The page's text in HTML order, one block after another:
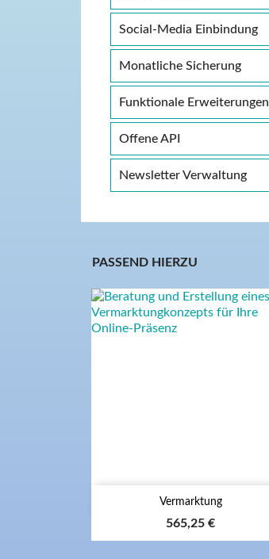
Social-Media Einbindung
Monatliche Sicherung
Funktionale Erweiterungen
Offene API
Newsletter Verwaltung
PASSEND HIERZU
Vermarktung
Preis
565,25 €
